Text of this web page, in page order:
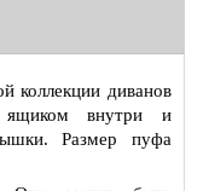
коллекции диванов
внутри и
Размер пуфа